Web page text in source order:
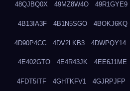
48QJBQ0X 49MZ8W4O 49R1GYE9
4B13IA3F 4B1N5SGO 4BOKJ6KQ
4D90P4CC 4DV2LKB3 4DWPQY14
4E402GTO 4E4R43JK 4EE6J1ME
4FDT5ITF 4GHTKFV1 4GJRPJFP